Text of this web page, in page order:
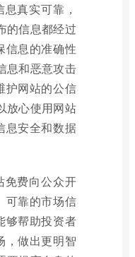
真实可靠，
的信息都经过
信息的准确性
息和恶意攻击
护网站的公信
放心使用网站
息安全和数据
免费向公众开
可靠的市场信
够帮助投资者
，做出更明智